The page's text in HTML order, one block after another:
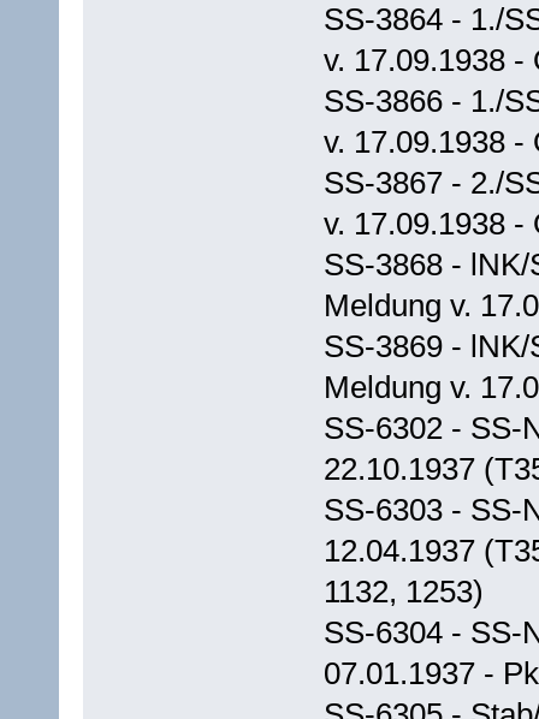
SS-3864 - 1./
v. 17.09.1938 -
SS-3866 - 1./
v. 17.09.1938 -
SS-3867 - 2./
v. 17.09.1938 -
SS-3868 -
Meldung v.
SS-3869 -
Meldung v.
SS-6302 - SS-
22.10.1937
SS-6303 - SS-
12.04.1937
1132, 1253)
SS-6304 - SS-
07.01.1937 -